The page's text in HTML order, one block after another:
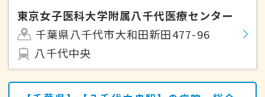
東京女子医科大学附属八千代医療センター
千葉県八千代市大和田新田477-96
八千代中央